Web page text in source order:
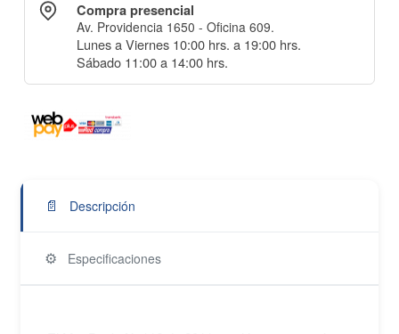
Compra presencial
Av. Providencia 1650 - Oficina 609.
Lunes a Viernes 10:00 hrs. a 19:00 hrs.
Sábado 11:00 a 14:00 hrs.
📄 Descripción
⚙️ Especificaciones